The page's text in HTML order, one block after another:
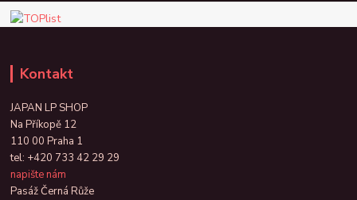
Kontakt
JAPAN LP SHOP
Na Příkopě 12
110 00 Praha 1
tel: +420 733 42 29 29
napište nám
Pasáž Černá Růže